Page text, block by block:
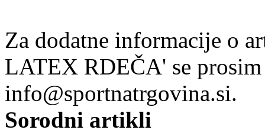
Za dodatne informacije o
LATEX RDEČA' se
info@sportnatrgovina.si.
Sorodni artikli